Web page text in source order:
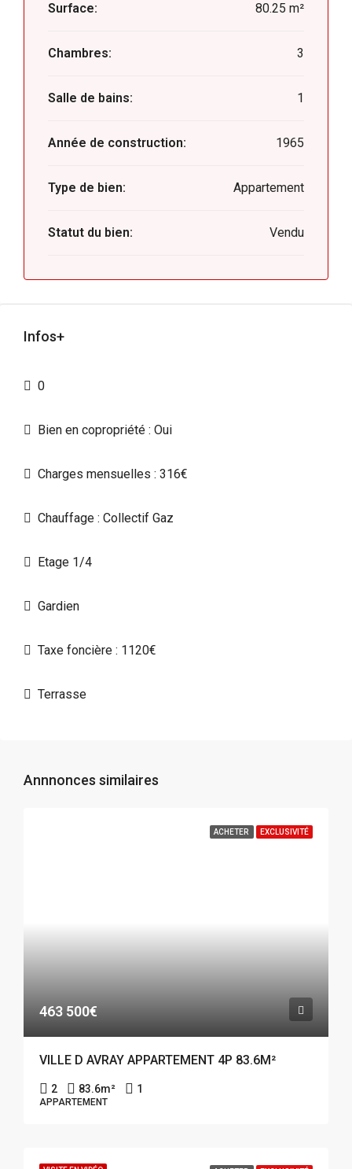
Surface: 80.25 m²
Chambres: 3
Salle de bains: 1
Année de construction: 1965
Type de bien: Appartement
Statut du bien: Vendu
Infos+
0
Bien en copropriété : Oui
Charges mensuelles : 316€
Chauffage : Collectif Gaz
Etage 1/4
Gardien
Taxe foncière : 1120€
Terrasse
Annnonces similaires
ACHETER EXCLUSIVITÉ
463 500€
VILLE D AVRAY APPARTEMENT 4P 83.6M²
2 83.6m² 1
APPARTEMENT